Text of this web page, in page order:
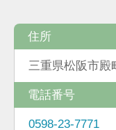
住所
三重県松阪市殿
電話番号
0598-23-7771